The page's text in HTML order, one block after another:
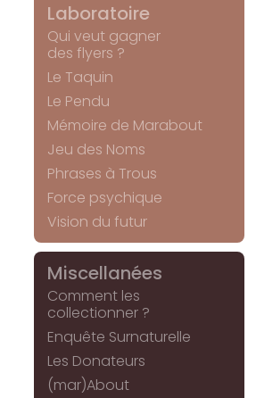
Laboratoire
Qui veut gagner
des flyers ?
Le Taquin
Le Pendu
Mémoire de Marabout
Jeu des Noms
Phrases à Trous
Force psychique
Vision du futur
Miscellanées
Comment les
collectionner ?
Enquête Surnaturelle
Les Donateurs
(mar)About